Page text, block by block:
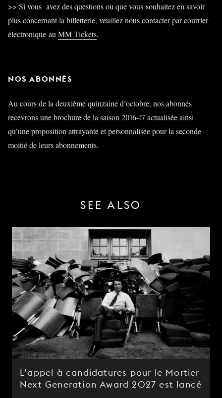
>> Si vous avez des questions ou que vous souhaitez en savoir
plus concernant la billetterie, veuillez nous contacter par courrier
électronique au MM Tickets.
NOS ABONNÉS
Au cours de la deuxième quinzaine d’octobre, nos abonnés
recevrons une brochure de la saison 2016-17 actualisée ainsi
qu’une proposition attrayante et personnalisée pour la seconde
moitié de leurs abonnements.
SEE ALSO
L’appel à candidatures pour le Mortier
Next Generation Award 2027 est lancé